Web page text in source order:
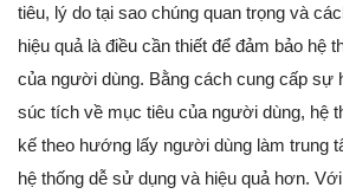
tiêu, lý do tại sao chúng quan trọng và
hiệu quả là điều cần thiết để đảm bảo hệ
của người dùng. Bằng cách cung cấp sự
súc tích về mục tiêu của người dùng, hệ
kế theo hướng lấy người dùng làm trung
hệ thống dễ sử dụng và hiệu quả hơn.